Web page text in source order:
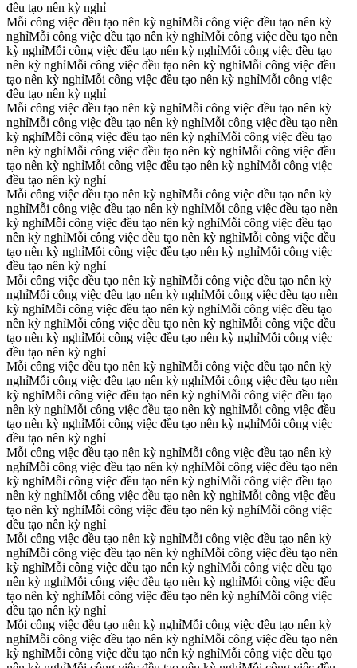
đều tạo nên kỳ nghỉ
Mỗi công việc đều tạo nên kỳ nghỉMỗi công việc đều tạo nên kỳ
nghỉMỗi công việc đều tạo nên kỳ nghỉMỗi công việc đều tạo nên
kỳ nghỉMỗi công việc đều tạo nên kỳ nghỉMỗi công việc đều tạo
nên kỳ nghỉMỗi công việc đều tạo nên kỳ nghỉMỗi công việc đều
tạo nên kỳ nghỉMỗi công việc đều tạo nên kỳ nghỉMỗi công việc
đều tạo nên kỳ nghỉ
Mỗi công việc đều tạo nên kỳ nghỉMỗi công việc đều tạo nên kỳ
nghỉMỗi công việc đều tạo nên kỳ nghỉMỗi công việc đều tạo nên
kỳ nghỉMỗi công việc đều tạo nên kỳ nghỉMỗi công việc đều tạo
nên kỳ nghỉMỗi công việc đều tạo nên kỳ nghỉMỗi công việc đều
tạo nên kỳ nghỉMỗi công việc đều tạo nên kỳ nghỉMỗi công việc
đều tạo nên kỳ nghỉ
Mỗi công việc đều tạo nên kỳ nghỉMỗi công việc đều tạo nên kỳ
nghỉMỗi công việc đều tạo nên kỳ nghỉMỗi công việc đều tạo nên
kỳ nghỉMỗi công việc đều tạo nên kỳ nghỉMỗi công việc đều tạo
nên kỳ nghỉMỗi công việc đều tạo nên kỳ nghỉMỗi công việc đều
tạo nên kỳ nghỉMỗi công việc đều tạo nên kỳ nghỉMỗi công việc
đều tạo nên kỳ nghỉ
Mỗi công việc đều tạo nên kỳ nghỉMỗi công việc đều tạo nên kỳ
nghỉMỗi công việc đều tạo nên kỳ nghỉMỗi công việc đều tạo nên
kỳ nghỉMỗi công việc đều tạo nên kỳ nghỉMỗi công việc đều tạo
nên kỳ nghỉMỗi công việc đều tạo nên kỳ nghỉMỗi công việc đều
tạo nên kỳ nghỉMỗi công việc đều tạo nên kỳ nghỉMỗi công việc
đều tạo nên kỳ nghỉ
Mỗi công việc đều tạo nên kỳ nghỉMỗi công việc đều tạo nên kỳ
nghỉMỗi công việc đều tạo nên kỳ nghỉMỗi công việc đều tạo nên
kỳ nghỉMỗi công việc đều tạo nên kỳ nghỉMỗi công việc đều tạo
nên kỳ nghỉMỗi công việc đều tạo nên kỳ nghỉMỗi công việc đều
tạo nên kỳ nghỉMỗi công việc đều tạo nên kỳ nghỉMỗi công việc
đều tạo nên kỳ nghỉ
Mỗi công việc đều tạo nên kỳ nghỉMỗi công việc đều tạo nên kỳ
nghỉMỗi công việc đều tạo nên kỳ nghỉMỗi công việc đều tạo nên
kỳ nghỉMỗi công việc đều tạo nên kỳ nghỉMỗi công việc đều tạo
nên kỳ nghỉMỗi công việc đều tạo nên kỳ nghỉMỗi công việc đều
tạo nên kỳ nghỉMỗi công việc đều tạo nên kỳ nghỉMỗi công việc
đều tạo nên kỳ nghỉ
Mỗi công việc đều tạo nên kỳ nghỉMỗi công việc đều tạo nên kỳ
nghỉMỗi công việc đều tạo nên kỳ nghỉMỗi công việc đều tạo nên
kỳ nghỉMỗi công việc đều tạo nên kỳ nghỉMỗi công việc đều tạo
nên kỳ nghỉMỗi công việc đều tạo nên kỳ nghỉMỗi công việc đều
tạo nên kỳ nghỉMỗi công việc đều tạo nên kỳ nghỉMỗi công việc
đều tạo nên kỳ nghỉ
Mỗi công việc đều tạo nên kỳ nghỉMỗi công việc đều tạo nên kỳ
nghỉMỗi công việc đều tạo nên kỳ nghỉMỗi công việc đều tạo nên
kỳ nghỉMỗi công việc đều tạo nên kỳ nghỉMỗi công việc đều tạo